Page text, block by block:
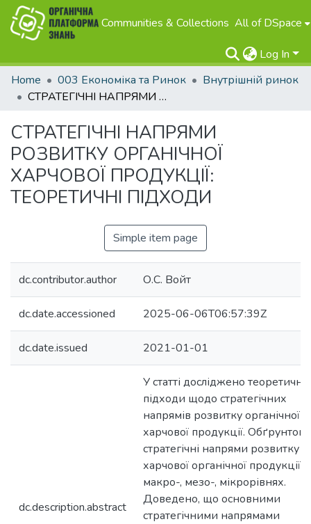
Communities & Collections All of DSpace
Log In
Home
003 Економіка та Ринок
Внутрішній ринок
СТРАТЕГІЧНІ НАПРЯМИ РОЗВИТКУ ОРГАНІЧНОЇ ХАРЧОВОЇ ПРОДУКЦІЇ: ТЕОРЕТИЧНІ ПІДХОДИ
СТРАТЕГІЧНІ НАПРЯМИ
РОЗВИТКУ ОРГАНІЧНОЇ
ХАРЧОВОЇ ПРОДУКЦІЇ:
ТЕОРЕТИЧНІ ПІДХОДИ
Simple item page
dc.contributor.author О.С. Войт
dc.date.accessioned 2025-06-06T06:57:39Z
dc.date.issued 2021-01-01
dc.description.abstract
У статті досліджено теоретичні
підходи щодо стратегічних
напрямів розвитку органічної
харчової продукції.
стратегічні напрями розвитку
харчової органічної продукції
макро-, мезо-, мікрорівнях.
Доведено, що основними
стратегічними напрямами